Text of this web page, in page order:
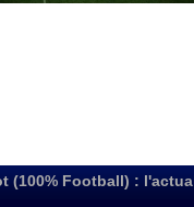
(100% Football) :